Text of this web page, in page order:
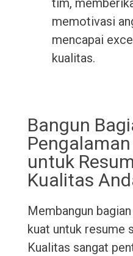
tim,
memotivasi
mencapai
kualitas.
Bangun
untuk
Kualitas
Membangun
kuat untuk resume
Kualitas sangat